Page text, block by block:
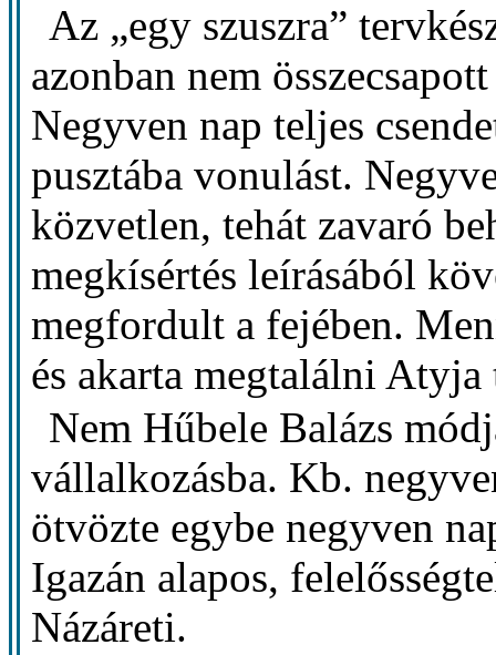
Az „egy szuszra”
azonban nem
Negyven nap teljes
pusztába vonulást.
közvetlen, tehát zavaró
megkísértés leírásából
megfordult a fejében.
és akarta megtalálni
Nem Hűbele Balázs
vállalkozásba. Kb.
ötvözte egybe negyven
Igazán alapos,
Názáreti.